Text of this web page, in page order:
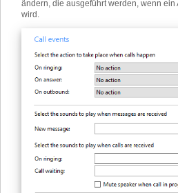
ändern, die ausgeführt werden, wenn ein
wird.